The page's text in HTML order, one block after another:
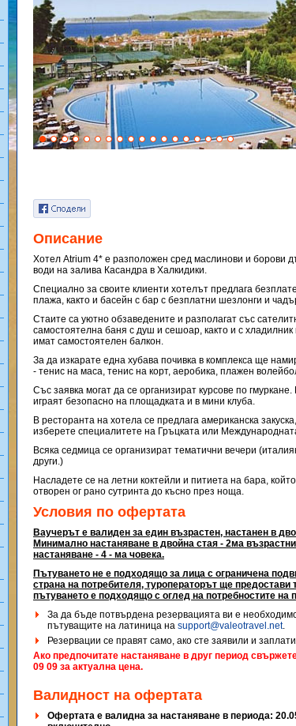
Описание
Хотел Atrium 4* е разположен сред маслинови и борови
води на залива Касандра в Халкидики.
Специално за своите клиенти хотелът предлага
плажа, както и басейн с бар с безплатни шезлонги и
Стаите са уютно обзаведените и разполагат със
самостоятелна баня с душ и сешоар, както и с хладилник
имат самостоятелен балкон.
За да изкарате една хубава почивка в комплекса ще
- тенис на маса, тенис на корт, аеробика, плажен
Със заявка могат да се организират курсове по
играят безопасно на площадката и в мини клуба.
В ресторанта на хотела се предлага американска
изберете специалитете на Гръцката или
Всяка седмица се организират тематични вечери
други.)
Насладете се на летни коктейли и питиета на бара,
отворен ог рано сутринта до късно през ноща.
Условия по офертата
Ваучерът е валиден за един възрастен, настанен в
Минимално настаняване в двойна стая - 2ма
настаняване - 4 - ма човека.
Пътуването не е подходящо за лица с ограничена
страна на потребителя, туроператорът ще
пътуването е подходящо с оглед на потребностите на
За да бъде потвърдена резервацията ви е
пътуващите на латиница на support@valeotravel.net.
Резервации се правят само, ако сте заявили и
Ако предпочитате настаняване в друг период
09 09 за актуална цена.
Валидност на офертата
Офертата е валидна за настаняване в периода: